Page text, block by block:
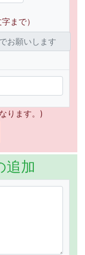
まで）
ります。)
追加